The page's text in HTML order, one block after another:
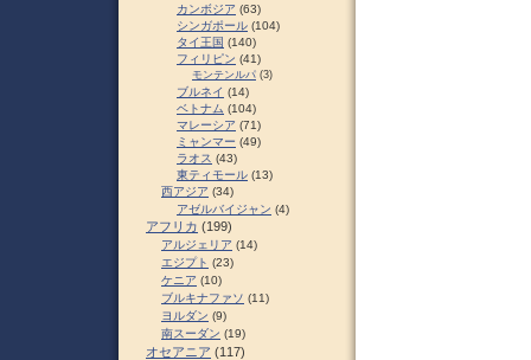
カンボジア (63)
シンガポール (104)
タイ王国 (140)
フィリピン (41)
モンテンルパ (3)
ブルネイ (14)
ベトナム (104)
マレーシア (71)
ミャンマー (49)
ラオス (43)
東ティモール (13)
西アジア (34)
アゼルバイジャン (4)
アフリカ (199)
アルジェリア (14)
エジプト (23)
ケニア (10)
ブルキナファソ (11)
ヨルダン (9)
南スーダン (19)
オセアニア (117)